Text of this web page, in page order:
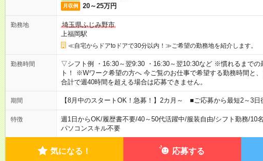
月収例 20～25万円
勤務地
埼玉県ふじみ野市
上福岡駅
≪自宅からドアtoドアで30分以内！≫ご希望の勤務地を紹介します。
勤務時間
▽シフト例 ・16:30～翌9:30 ・16:30～翌10:30など ※慣れるまでの
ト！ ※Wワーク希望の方へ 今ご覧のお仕事で希望する勤務時間と、
合計で週40時間を超える場合は応募できません。
期間 【8月中のスタートOK！急募！】2カ月～ ■ご応募から最短2～3日
特徴 週1日からOK/履歴書不要/40～50代活躍中/服装自由/シフト勤務/10
パソコンスキル不要
気になる！ 応募する